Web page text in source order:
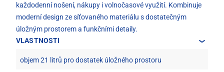
každodenní nošení, nákupy i volnočasové využití. Kombinuje
moderní design ze síťovaného materiálu s dostatečným
úložným prostorem a funkčními detaily.
VLASTNOSTI
objem 21 litrů pro dostatek úložného prostoru